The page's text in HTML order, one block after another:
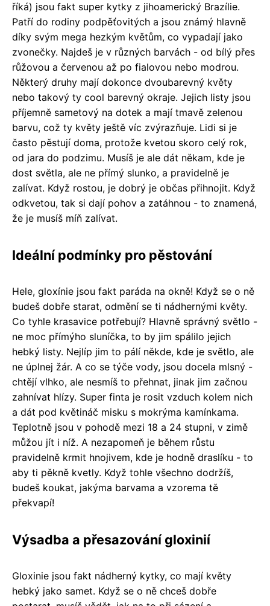
říká) jsou fakt super kytky z jihoamerický Brazílie.
Patří do rodiny podpěťovitých a jsou známý hlavně
díky svým mega hezkým květům, co vypadají jako
zvonečky. Najdeš je v různých barvách - od bílý přes
růžovou a červenou až po fialovou nebo modrou.
Některý druhy mají dokonce dvoubarevný květy
nebo takový ty cool barevný okraje. Jejich listy jsou
příjemně sametový na dotek a mají tmavě zelenou
barvu, což ty květy ještě víc zvýrazňuje. Lidi si je
často pěstují doma, protože kvetou skoro celý rok,
od jara do podzimu. Musíš je ale dát někam, kde je
dost světla, ale ne přímý slunko, a pravidelně je
zalívat. Když rostou, je dobrý je občas přihnojit. Když
odkvetou, tak si dají pohov a zatáhnou - to znamená,
že je musíš míň zalívat.
Ideální podmínky pro pěstování
Hele, gloxínie jsou fakt paráda na okně! Když se o ně
budeš dobře starat, odmění se ti nádhernými květy.
Co tyhle krasavice potřebují? Hlavně správný světlo -
ne moc přímýho sluníčka, to by jim spálilo jejich
hebký listy. Nejlíp jim to pálí někde, kde je světlo, ale
ne úplnej žár. A co se týče vody, jsou docela mlsný -
chtějí vlhko, ale nesmíš to přehnat, jinak jim začnou
zahnívat hlízy. Super finta je rosit vzduch kolem nich
a dát pod květináč misku s mokrýma kamínkama.
Teplotně jsou v pohodě mezi 18 a 24 stupni, v zimě
můžou jít i níž. A nezapomeň je během růstu
pravidelně krmit hnojivem, kde je hodně draslíku - to
aby ti pěkně kvetly. Když tohle všechno dodržíš,
budeš koukat, jakýma barvama a vzorema tě
překvapí!
Výsadba a přesazování gloxinií
Gloxinie jsou fakt nádherný kytky, co mají květy
hebký jako samet. Když se o ně chceš dobře